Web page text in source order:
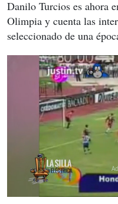
Danilo Turcios es ahora
Olimpia y cuenta las
seleccionado de una